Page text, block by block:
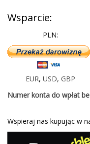
Wsparcie:
PLN:
EUR, USD, GBP
Numer konta do wpłat
Wspieraj nas kupując w